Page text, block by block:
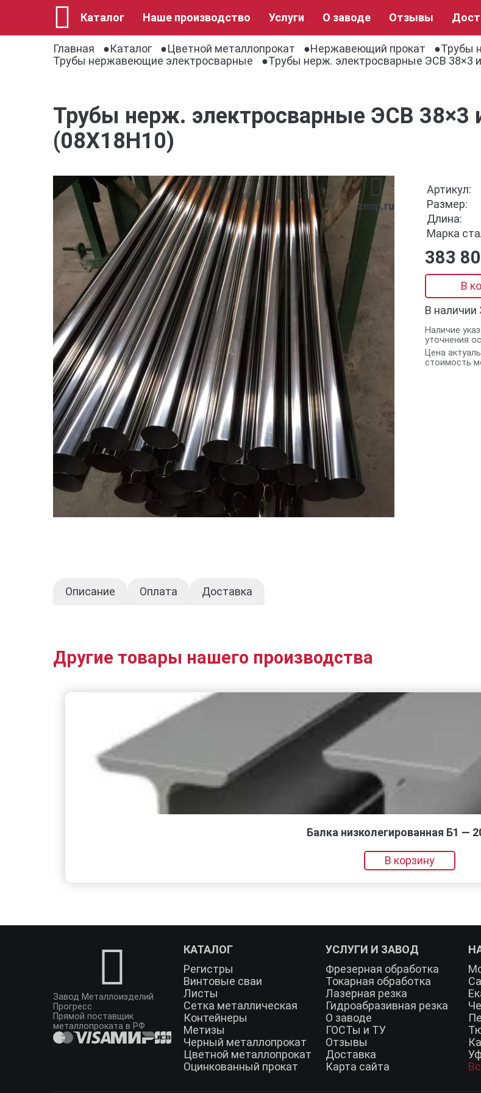
Каталог Наше производство Услуги О заводе Отзывы
Главная
Каталог Цветной металлопрокат Нержавеющий прокат
Трубы
Трубы нержавеющие электросварные
Трубы нерж. электросварные ЭСВ 38×3
Трубы нерж. электросварные ЭСВ 38×3
(08Х18Н10)
zmip.ru
Артикул:
Размер:
Длина:
Марка
383
В
В наличии
Наличие
уточнения
Цена
стоимость
Описание Оплата Доставка
Другие товары нашего производства
Балка низколегированная Б1 —
В корзину
Завод Металлоизделий
Прогресс
Прямой поставщик
металлопроката в РФ
КАТАЛОГ
Регистры
Винтовые сваи
Листы
Сетка металлическая
Контейнеры
Метизы
Черный металлопрокат
Цветной металлопрокат
Оцинкованный прокат
УСЛУГИ И ЗАВОД
Фрезерная обработка
Токарная обработка
Лазерная резка
Гидроабразивная резка
О заводе
ГОСТы и ТУ
Отзывы
Доставка
Карта сайта